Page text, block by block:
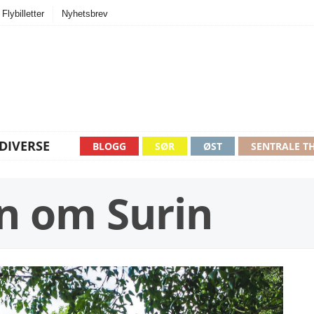
Flybilletter Nyhetsbrev
SENTRALE
ØST
SØR
BLOGG
om Surin